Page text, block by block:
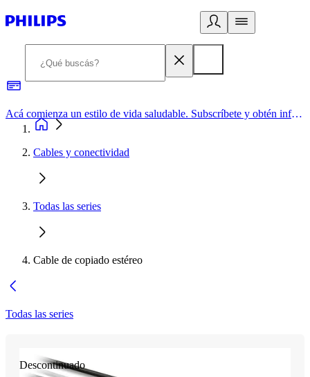
Acá comienza un estilo de vida saludable. Subscríbete y obtén información de primera mano
Cables y conectividad
Todas las series
Cable de copiado estéreo
Todas las series
Descontinuado